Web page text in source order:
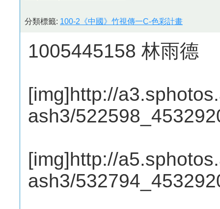
分類標籤: 100-2《中國》竹視傳一C-色彩計畫
1005445158 林雨德
[img]http://
ash3/
[img]http://
ash3/